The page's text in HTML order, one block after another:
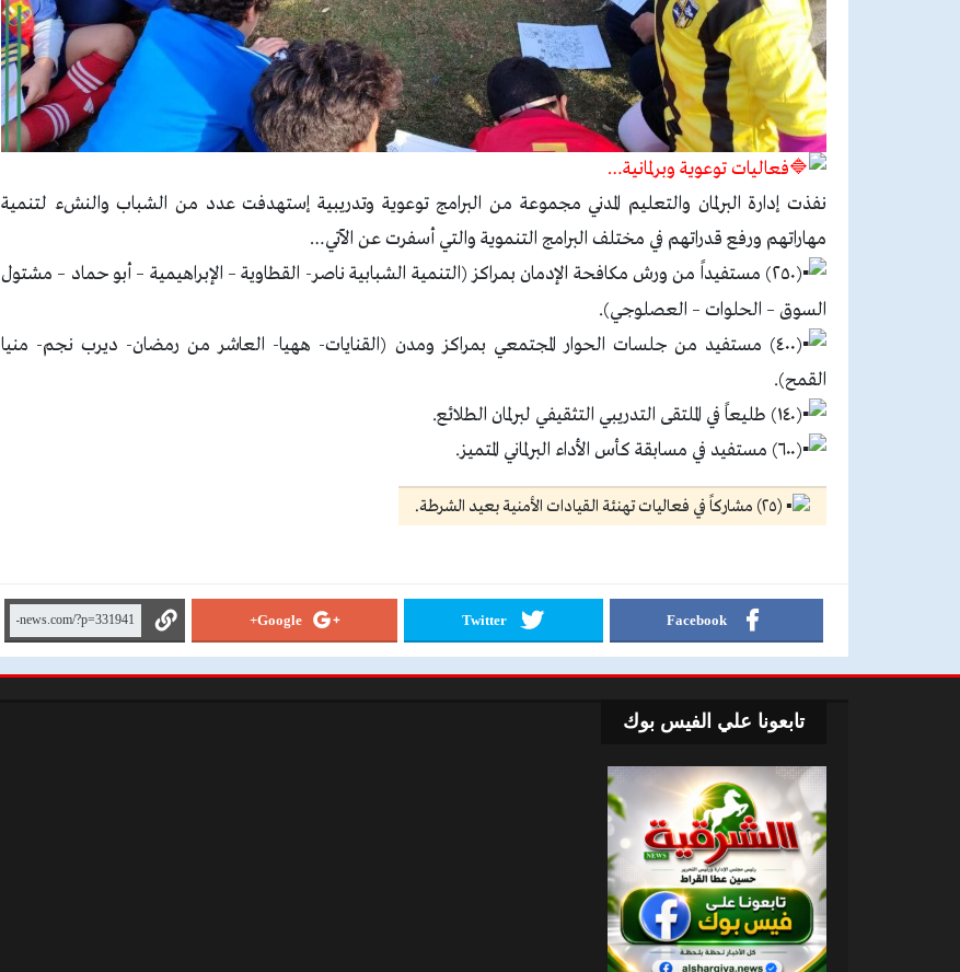
فعاليات توعوية وبرلمانية…
نفذت إدارة البرلمان والتعليم المدني مجموعة من البرامج توعوية وتدريبية إستهدفت عدد من الشباب والنشء لتنمية
مهاراتهم ورفع قدراتهم في مختلف البرامج التنموية والتي أسفرت عن الآتي…
(٢٥٠) مستفيداً من ورش مكافحة الإدمان بمراكز (التنمية الشبابية ناصر- القطاوية – الإبراهيمية – أبو حماد – مشتول
السوق – الحلوات – العصلوجي).
(٤٠٠) مستفيد من جلسات الحوار المجتمعي بمراكز ومدن (القنايات- ههيا- العاشر من رمضان- ديرب نجم- منيا
القمح).
(١٤٠) طليعاً في الملتقى التدريبي التثقيفي لبرلمان الطلائع.
(٦٠٠) مستفيد في مسابقة كأس الأداء البرلماني المتميز.
(٢٥) مشاركاً في فعاليات تهنئة القيادات الأمنية بعيد الشرطة.
Facebook
Twitter
Google+
تابعونا علي الفيس بوك